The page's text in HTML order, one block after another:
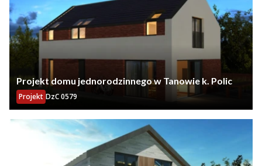
Projekt domu jednorodzinnego w Tanowie k. Polic
Projekt DzC 0579